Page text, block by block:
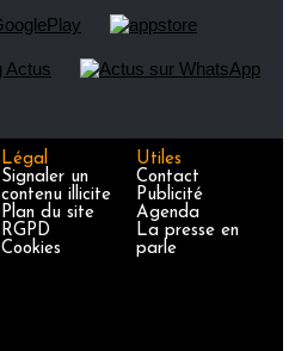
Légal
Signaler un
contenu illicite
Plan du site
RGPD
Cookies
Utiles
Contact
Publicité
Agenda
La presse en
parle